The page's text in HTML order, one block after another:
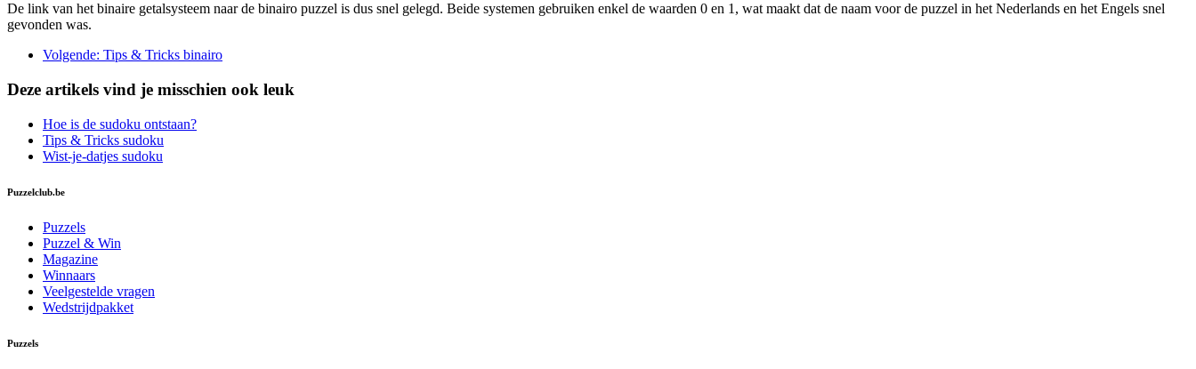
De link van het binaire getalsysteem naar de binairo puzzel is dus snel gelegd. Beide systemen gebruiken enkel de waarden 0 en 1, wat maakt dat de naam voor de puzzel in het Nederlands en het Engels snel
gevonden was.
Volgende: Tips & Tricks binairo
Deze artikels vind je misschien ook leuk
Hoe is de sudoku ontstaan?
Tips & Tricks sudoku
Wist-je-datjes sudoku
Puzzelclub.be
Puzzels
Puzzel & Win
Magazine
Winnaars
Veelgestelde vragen
Wedstrijdpakket
Puzzels